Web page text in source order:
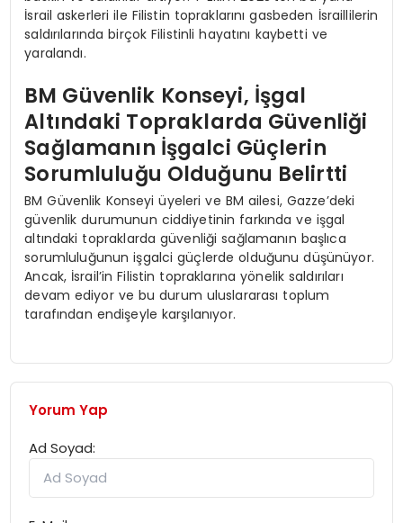
İsrail askerleri ile Filistin topraklarını gasbeden İsraillilerin
saldırılarında birçok Filistinli hayatını kaybetti ve
yaralandı.
BM Güvenlik Konseyi, İşgal
Altındaki Topraklarda Güvenliği
Sağlamanın İşgalci Güçlerin
Sorumluluğu Olduğunu Belirtti
BM Güvenlik Konseyi üyeleri ve BM ailesi, Gazze’deki
güvenlik durumunun ciddiyetinin farkında ve işgal
altındaki topraklarda güvenliği sağlamanın başlıca
sorumluluğunun işgalci güçlerde olduğunu düşünüyor.
Ancak, İsrail’in Filistin topraklarına yönelik saldırıları
devam ediyor ve bu durum uluslararası toplum
tarafından endişeyle karşılanıyor.
Yorum Yap
Ad Soyad: